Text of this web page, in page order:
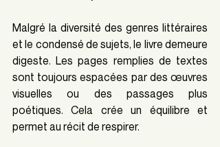
Malgré la diversité des genres littéraires
et le condensé de sujets, le livre demeure
digeste. Les pages remplies de textes
sont toujours espacées par des œuvres
visuelles ou des passages plus
poétiques. Cela crée un équilibre et
permet au récit de respirer.